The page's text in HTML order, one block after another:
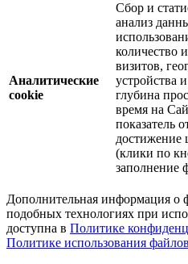
Аналитические
cookie
Сбор и
анализ
количество
визитов,
устройства
глубина
время на
показатель
достижение
(клики по
заполнение
Дополнительная информация о
подобных технологиях при
доступна в Политике
Политике использования